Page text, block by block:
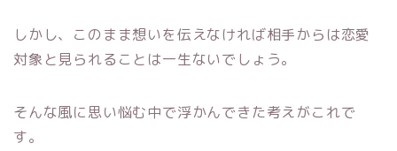
しかし、このまま想いを伝えなければ相手からは恋愛
対象と見られることは一生ないでしょう。
そんな風に思い悩む中で浮かんできた考えがこれで
す。